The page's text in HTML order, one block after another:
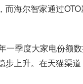
而海尔智家通过
一季度大家电份额
步上升。在天猫渠